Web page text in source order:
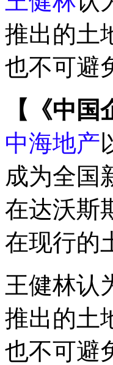
推出的土
也不可避
【《中
中海地产
成为全国
在达沃斯
在现行的
王健林认
推出的土
也不可避